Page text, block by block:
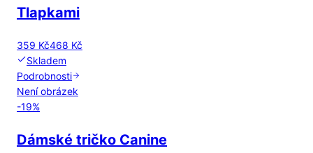
Tlapkami
359 Kč468 Kč
Skladem
Podrobnosti
Není obrázek
-19%
Dámské tričko Canine